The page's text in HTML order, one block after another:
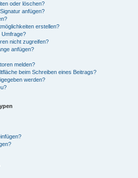
oder löschen?
anfügen?
erstellen?
Umfrage?
nicht zugreifen?
anfügen?
melden?
beim Schreiben eines Beitrags?
werden?